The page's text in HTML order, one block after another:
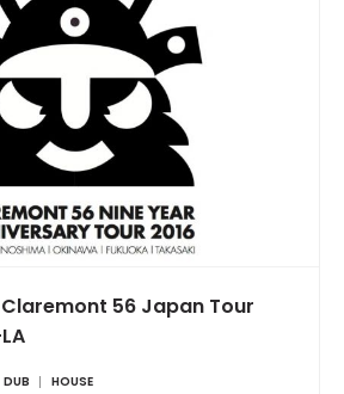
56 Japan Tour
DUB HOUSE